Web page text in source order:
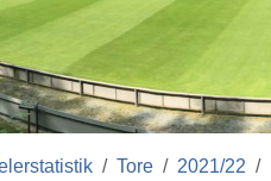
Tore 2021/22